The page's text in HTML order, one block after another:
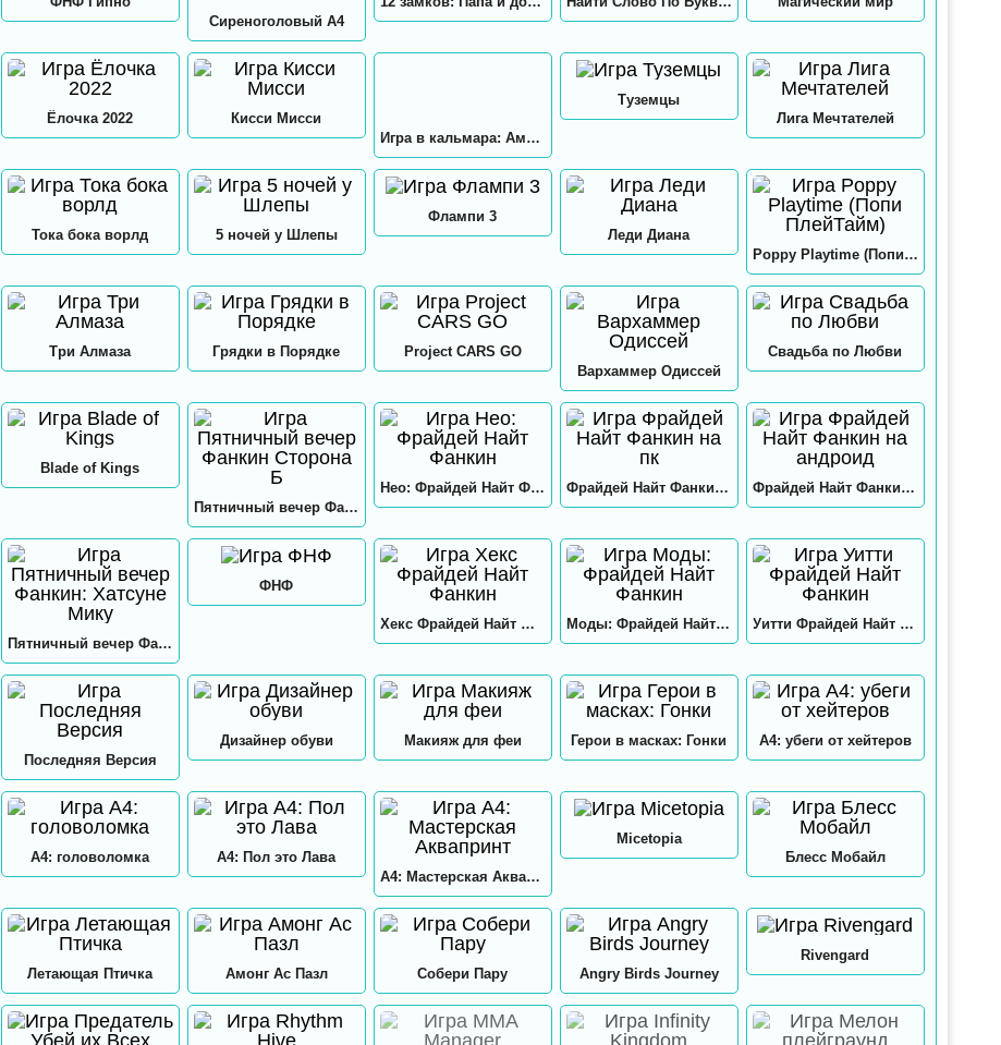
Сиреноголовый А4
Ёлочка 2022
Кисси Мисси
Игра в кальмара: Амонг ас
Туземцы
Лига Мечтателей
Тока бока ворлд 5 ночей у Шлепы
Флампи 3
Леди Диана
Poppy Playtime (Попи ПлейТайм)
Три Алмаза Грядки в Порядке
Project CARS GO
Вархаммер Одиссей
Свадьба по Любви
Blade of Kings
Пятничный вечер Фанкин Сторона Б
Нео: Фрайдей Найт Фанкин Фрайдей Найт Фанкин на пк Фрайдей Найт Фанкин на андроид
Пятничный вечер Фанкин: Хатсуне Мику
ФНФ
Хекс Фрайдей Найт Фанкин Моды: Фрайдей Найт Фанкин Уитти Фрайдей Найт Фанкин
Последняя Версия
Дизайнер обуви Макияж для феи Герои в масках: Гонки А4: убеги от хейтеров
А4: головоломка
А4: Пол это Лава
А4: Мастерская Аквапринт
Micetopia
Блесс Мобайл
Летающая Птичка Амонг Ас Пазл Собери Пару Angry Birds Journey
Rivengard